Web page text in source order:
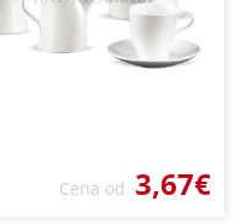
Cena od 3,67€